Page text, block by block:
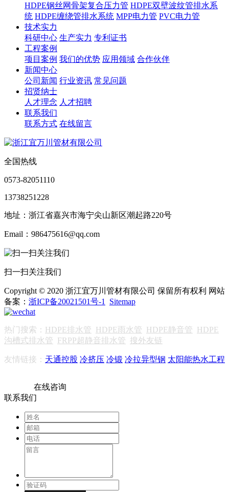
HDPE钢丝网骨架复合压力管 HDPE双壁波纹管排水系
统 HDPE缠绕管排水系统 MPP电力管 PVC电力管
技术实力
科研中心 生产实力 专利证书
工程案例
项目案例 我们的优势 应用领域 合作伙伴
新闻中心
公司新闻 行业资讯 常见问题
招贤纳士
人才理念 人才招聘
联系我们
联系方式 在线留言
全国热线
0573-82051110
13738251228
地址：浙江省嘉兴市海宁尖山新区潮起路220号
Email：986475616@qq.com
扫一扫关注我们
Copyright © 2020 浙江宜万川管材有限公司 保留所有权利 网站
备案： 浙ICP备20021501号-1 Sitemap
热门搜索： HDPE排水管 HDPE雨水管 HDPE静音管 HDPE
沟槽式排水管 FRPP超静音排水管 搜外友链
友情链接： 天通控股 冷挤压 冷锻 冷拉异型钢 太阳能热水工程
在线咨询
联系我们